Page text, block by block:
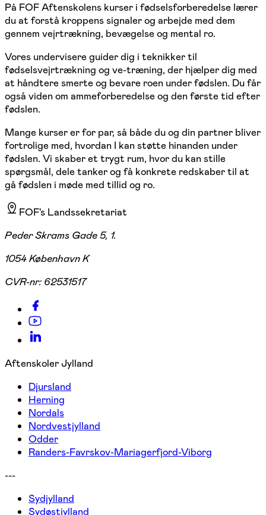
På FOF Aftenskolens kurser i fødselsforberedelse lærer
du at forstå kroppens signaler og arbejde med dem
gennem vejrtrækning, bevægelse og mental ro.
Vores undervisere guider dig i teknikker til
fødselsvejrtrækning og ve-træning, der hjælper dig med
at håndtere smerte og bevare roen under fødslen. Du får
også viden om ammeforberedelse og den første tid efter
fødslen.
Mange kurser er for par, så både du og din partner bliver
fortrolige med, hvordan I kan støtte hinanden under
fødslen. Vi skaber et trygt rum, hvor du kan stille
spørgsmål, dele tanker og få konkrete redskaber til at
gå fødslen i møde med tillid og ro.
FOF's Landssekretariat
Peder Skrams Gade 5, 1.
1054 København K
CVR-nr: 62531517
Aftenskoler Jylland
Djursland
Herning
Nordals
Nordvestjylland
Odder
Randers-Favrskov-Mariagerfjord-Viborg
---
Sydjylland
Sydøstjylland